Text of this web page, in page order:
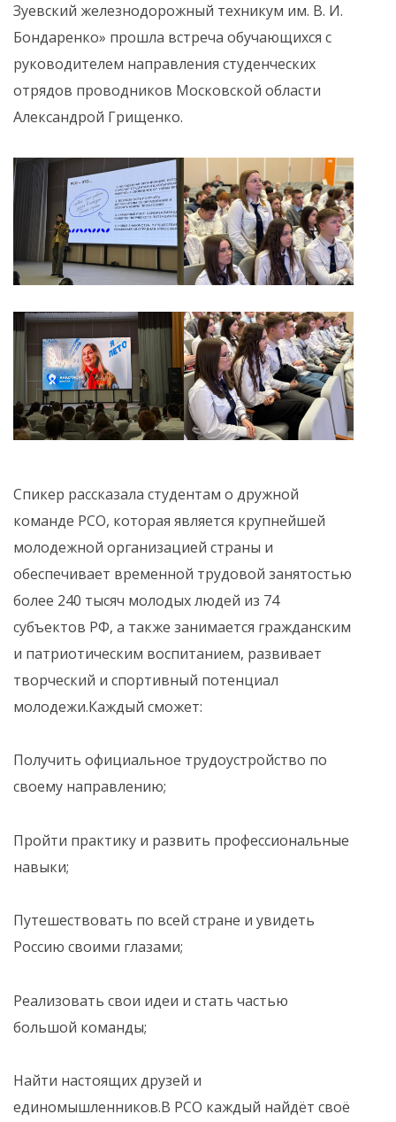
Зуевский железнодорожный техникум им. В. И.
Бондаренко» прошла встреча обучающихся с
руководителем направления студенческих
отрядов проводников Московской области
Александрой Грищенко.
Спикер рассказала студентам о дружной
команде РСО, которая является крупнейшей
молодежной организацией страны и
обеспечивает временной трудовой занятостью
более 240 тысяч молодых людей из 74
субъектов РФ, а также занимается гражданским
и патриотическим воспитанием, развивает
творческий и спортивный потенциал
молодежи.Каждый сможет:
Получить официальное трудоустройство по
своему направлению;
Пройти практику и развить профессиональные
навыки;
Путешествовать по всей стране и увидеть
Россию своими глазами;
Реализовать свои идеи и стать частью
большой команды;
Найти настоящих друзей и
единомышленников.В РСО каждый найдёт своё